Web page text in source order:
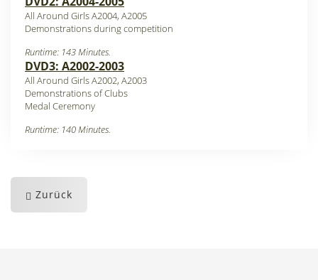
All Around Girls A2004, A2005
Demonstrations during competition
Runtime: 143 Minutes.
DVD3: A2002-2003
All Around Girls A2002, A2003
Demonstrations of Clubs
Medal Ceremony
Runtime: 140 Minutes.
Zurück